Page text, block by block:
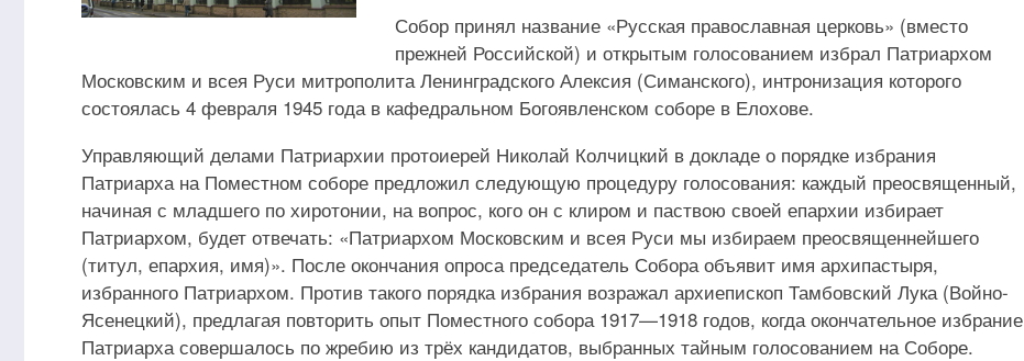
Собор принял название «Русская православная церковь» (вместо
прежней Российской) и открытым голосованием избрал Патриархом
Московским и всея Руси митрополита Ленинградского Алексия (Симанского), интронизация которого
состоялась 4 февраля 1945 года в кафедральном Богоявленском соборе в Елохове.
Управляющий делами Патриархии протоиерей Николай Колчицкий в докладе о порядке избрания
Патриарха на Поместном соборе предложил следующую процедуру голосования: каждый преосвященный,
начиная с младшего по хиротонии, на вопрос, кого он с клиром и паствою своей епархии избирает
Патриархом, будет отвечать: «Патриархом Московским и всея Руси мы избираем преосвященнейшего
(титул, епархия, имя)». После окончания опроса председатель Собора объявит имя архипастыря,
избранного Патриархом. Против такого порядка избрания возражал архиепископ Тамбовский Лука (Войно-
Ясенецкий), предлагая повторить опыт Поместного собора 1917—1918 годов, когда окончательное избрание
Патриарха совершалось по жребию из трёх кандидатов, выбранных тайным голосованием на Соборе.